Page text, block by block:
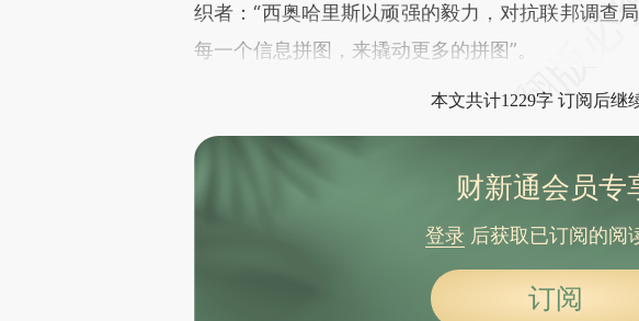
织者：“西奥哈里斯以顽强的毅力，对抗联邦调查
每一个信息拼图，来撬动更多的拼图”。
本文共计1229字 订阅后继
财新通会员专
登录后获取已订阅的阅
订阅